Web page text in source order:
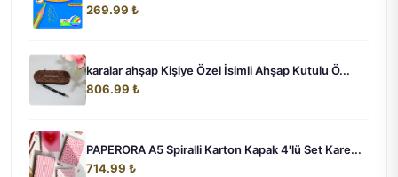
269.99 ₺
karalar ahşap Kişiye Özel İsimli Ahşap Kutulu Ö...
806.99 ₺
PAPERORA A5 Spiralli Karton Kapak 4'lü Set Kare...
714.99 ₺